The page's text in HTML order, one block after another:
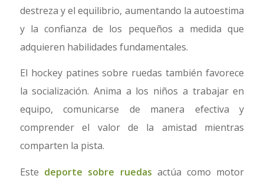
destreza y el equilibrio, aumentando la autoestima
y la confianza de los pequeños a medida que
adquieren habilidades fundamentales.
El hockey patines sobre ruedas también favorece
la socialización. Anima a los niños a trabajar en
equipo, comunicarse de manera efectiva y
comprender el valor de la amistad mientras
comparten la pista.
Este deporte sobre ruedas actúa como motor